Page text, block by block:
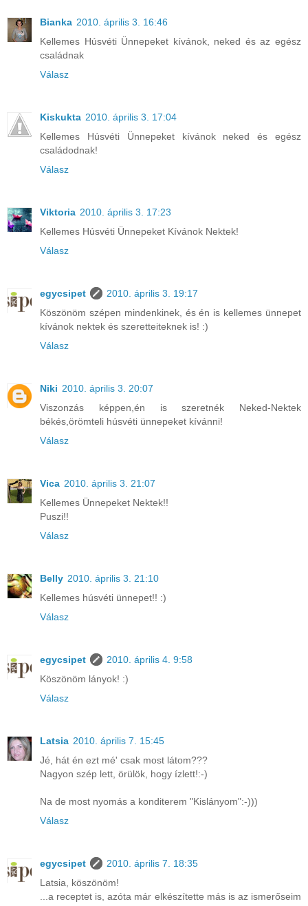
Bianka 2010. április 3. 16:46
Kellemes Húsvéti Ünnepeket kívánok, neked és az egész
családnak
Válasz
Kiskukta 2010. április 3. 17:04
Kellemes Húsvéti Ünnepeket kívánok neked és egész
családodnak!
Válasz
Viktoria 2010. április 3. 17:23
Kellemes Húsvéti Ünnepeket Kívánok Nektek!
Válasz
egycsipet
2010. április 3. 19:17
Köszönöm szépen mindenkinek, és én is kellemes ünnepet
kívánok nektek és szeretteiteknek is! :)
Válasz
Niki 2010. április 3. 20:07
Viszonzás képpen,én is szeretnék Neked-Nektek
békés,örömteli húsvéti ünnepeket kívánni!
Válasz
Vica 2010. április 3. 21:07
Kellemes Ünnepeket Nektek!!
Puszi!!
Válasz
Belly 2010. április 3. 21:10
Kellemes húsvéti ünnepet!! :)
Válasz
egycsipet
2010. április 4. 9:58
Köszönöm lányok! :)
Válasz
Latsia 2010. április 7. 15:45
Jé, hát én ezt mé' csak most látom???
Nagyon szép lett, örülök, hogy ízlett!:-)
Na de most nyomás a konditerem "Kislányom":-)))
Válasz
egycsipet
2010. április 7. 18:35
Latsia, köszönöm!
...a receptet is, azóta már elkészítette más is az ismerőseim